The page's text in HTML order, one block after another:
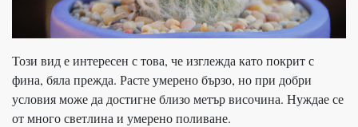
Този вид е интересен с това, че изглежда като покрит с
фина, бяла прежда. Расте умерено бързо, но при добри
условия може да достигне близо метър височина. Нуждае се
от много светлина и умерено поливане.